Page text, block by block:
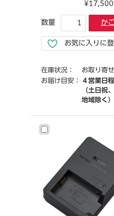
数量 か
お気に入りに
在庫状況：
お取り寄せ
お届け目安：
４営業日
（土日祝
地域除く）